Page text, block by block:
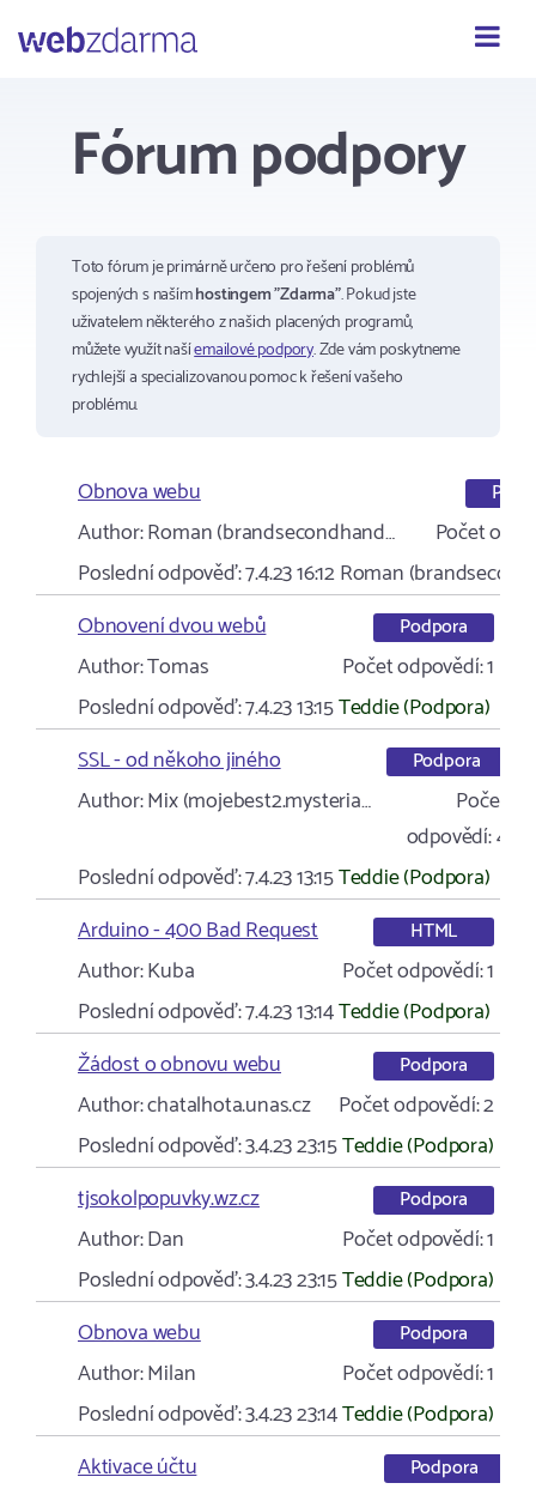
Fórum podpory
Toto fórum je primárně určeno pro řešení problémů
spojených s našímhostingem "Zdarma". Pokud jste
uživatelem některého z našich placených programů,
můžete využít našíemailové podpory. Zde vám poskytneme
rychlejší a specializovanou pomoc k řešení vašeho
problému.
Obnova webu
Author:Roman (brandsecondhand…
Počet
Poslední odpověď:7.4.23 16:12Roman
Obnovení dvou webů
Podpora
Author:Tomas Počet odpovědí:1
Poslední odpověď:7.4.23 13:15Teddie (Podpora)
SSL - od někoho jiného
Podpora
Author:Mix (mojebest2.mysteria…
Počet
odpovědí:4
Poslední odpověď:7.4.23 13:15Teddie (Podpora)
Arduino - 400 Bad Request
HTML
Author:Kuba Počet odpovědí:1
Poslední odpověď:7.4.23 13:14Teddie (Podpora)
Žádost o obnovu webu
Podpora
Author:chatalhota.unas.cz Počet odpovědí:2
Poslední odpověď:3.4.23 23:15Teddie (Podpora)
tjsokolpopuvky.wz.cz
Podpora
Author:Dan Počet odpovědí:1
Poslední odpověď:3.4.23 23:15Teddie (Podpora)
Obnova webu
Podpora
Author:Milan Počet odpovědí:1
Poslední odpověď:3.4.23 23:14Teddie (Podpora)
Aktivace účtu
Podpora